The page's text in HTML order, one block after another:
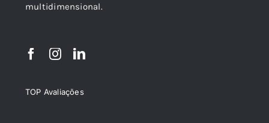
multidimensional.
TOP Avaliações